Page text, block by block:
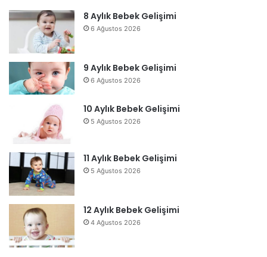
8 Aylık Bebek Gelişimi
6 Ağustos 2026
9 Aylık Bebek Gelişimi
6 Ağustos 2026
10 Aylık Bebek Gelişimi
5 Ağustos 2026
11 Aylık Bebek Gelişimi
5 Ağustos 2026
12 Aylık Bebek Gelişimi
4 Ağustos 2026